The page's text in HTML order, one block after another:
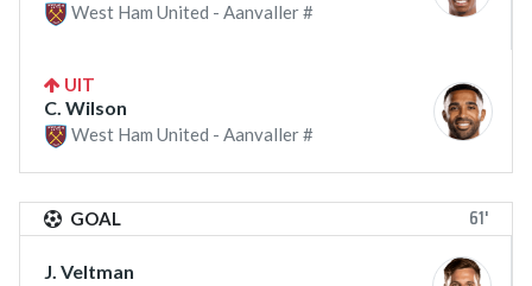
West Ham United - Aanvaller #
UIT
C. Wilson
West Ham United - Aanvaller #
GOAL 61'
J. Veltman